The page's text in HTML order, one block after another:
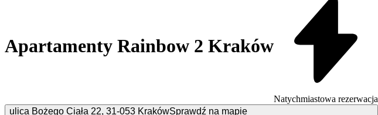
Apartamenty Rainbow 2 Kraków
Natychmiastowa rezerwacja
ulica Bożego Ciała 22, 31-053 KrakówSprawdź na mapie